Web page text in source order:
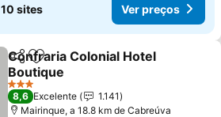
10 sites Ver preços
PartilharAdicionar aos favoritos
Confraria Colonial Hotel
Boutique
3 Estrelas
8,6 Excelente
1.141
Mairinque, a 18.8 km de Cabreúva